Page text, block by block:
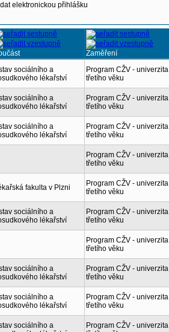
elektronickou přihlášku
Zaměření
sociálního a
lékařství
Program CŽV - univerzita
třetího věku
sociálního a
lékařství
Program CŽV - univerzita
třetího věku
sociálního a
lékařství
Program CŽV - univerzita
třetího věku
Program CŽV - univerzita
třetího věku
fakulta v Plzni
Program CŽV - univerzita
třetího věku
sociálního a
lékařství
Program CŽV - univerzita
třetího věku
Program CŽV - univerzita
třetího věku
sociálního a
lékařství
Program CŽV - univerzita
třetího věku
sociálního a
lékařství
Program CŽV - univerzita
třetího věku
sociálního a
Program CŽV - univerzita